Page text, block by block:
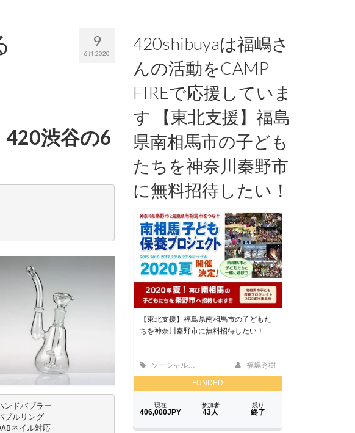
9
6月 2020
渋谷の6
ンドバブラー
ブルリング
ネイル対応
420shibuyaは福嶋さ
んの活動をCAMP
FIREで応援していま
す 【東北支援】福島
県南相馬市の子ども
たちを神奈川秦野市
に無料招待したい！